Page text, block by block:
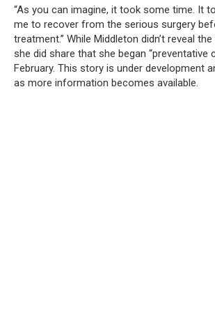
“As you can imagine, it took some time. It
me to recover from the serious surgery
treatment.” While Middleton didn’t reveal
she did share that she began “preventative
February. This story is under development
as more information becomes available.